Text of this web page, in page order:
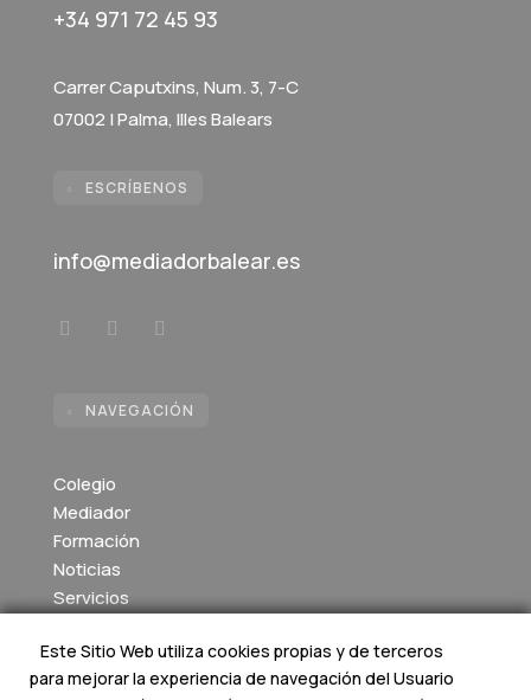
+34 971 72 45 93
Carrer Caputxins, Num. 3, 7-C
07002 | Palma, Illes Balears
ESCRÍBENOS
info@mediadorbalear.es
NAVEGACIÓN
Colegio
Mediador
Formación
Noticias
Servicios
Cuentas y Memorias
Contacto
Este Sitio Web utiliza cookies propias y de terceros
para mejorar la experiencia de navegación del Usuario